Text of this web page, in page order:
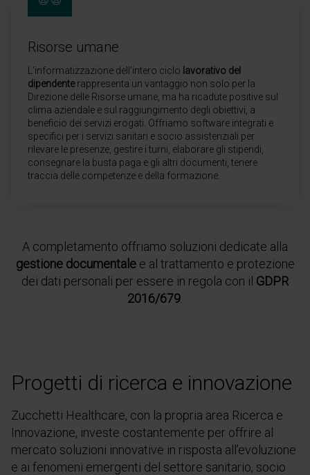
Risorse umane
L’informatizzazione dell’intero ciclo lavorativo del
dipendenterappresenta un vantaggio non solo per la
Direzione delle Risorse umane, ma ha ricadute positive sul
clima aziendale e sul raggiungimento degli obiettivi, a
beneficio dei servizi erogati. Offriamo software integrati e
specifici per i servizi sanitari e socio assistenziali per
rilevare le presenze, gestire i turni, elaborare gli stipendi,
consegnare la busta paga e gli altri documenti, tenere
traccia delle competenze e della formazione.
A completamento offriamo soluzioni dedicate alla
gestione documentalee al trattamento e protezione
dei dati personali per essere in regola con il GDPR
2016/679
Progetti di ricerca e innovazione
Zucchetti Healthcare, con la propria area Ricerca e
Innovazione, investe costantemente per offrire al
mercato soluzioni innovative in risposta all’evoluzione
e ai fenomeni emergenti del settore sanitario, socio